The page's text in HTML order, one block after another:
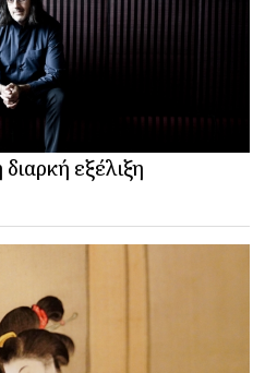
εξέλιξη